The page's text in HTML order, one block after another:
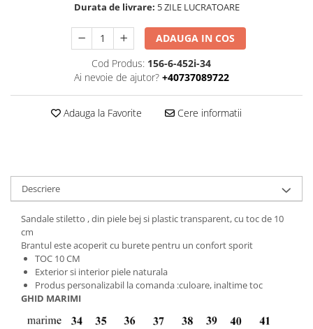
Durata de livrare: 5 ZILE LUCRATOARE
ADAUGA IN COS
Cod Produs: 156-6-452i-34
Ai nevoie de ajutor? +40737089722
Adauga la Favorite Cere informatii
Descriere
Sandale stiletto , din piele bej si plastic transparent, cu toc de 10
cm
Brantul este acoperit cu burete pentru un confort sporit
TOC 10 CM
Exterior si interior piele naturala
Produs personalizabil la comanda :culoare, inaltime toc
GHID MARIMI